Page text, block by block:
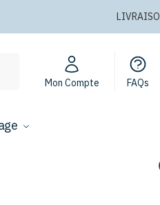
Mon Compte FAQs